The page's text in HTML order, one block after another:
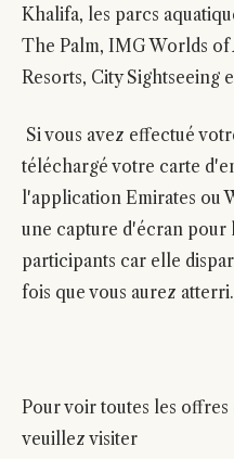
Khalifa, les parcs
The Palm, IMG Worlds
Resorts, City Sightseeing
Si vous avez effectué
téléchargé votre carte
l'application Emirates ou
une capture d'écran pour
participants car elle
fois que vous aurez atterri.
Pour voir toutes les offres
veuillez visiter